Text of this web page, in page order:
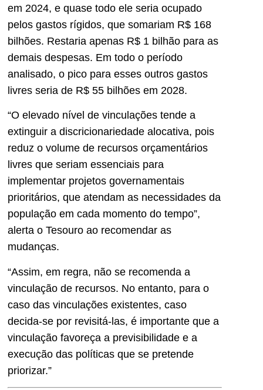
em 2024, e quase todo ele seria ocupado
pelos gastos rígidos, que somariam R$ 168
bilhões. Restaria apenas R$ 1 bilhão para as
demais despesas. Em todo o período
analisado, o pico para esses outros gastos
livres seria de R$ 55 bilhões em 2028.
“O elevado nível de vinculações tende a
extinguir a discricionariedade alocativa, pois
reduz o volume de recursos orçamentários
livres que seriam essenciais para
implementar projetos governamentais
prioritários, que atendam as necessidades da
população em cada momento do tempo”,
alerta o Tesouro ao recomendar as
mudanças.
“Assim, em regra, não se recomenda a
vinculação de recursos. No entanto, para o
caso das vinculações existentes, caso
decida-se por revisitá-las, é importante que a
vinculação favoreça a previsibilidade e a
execução das políticas que se pretende
priorizar.”